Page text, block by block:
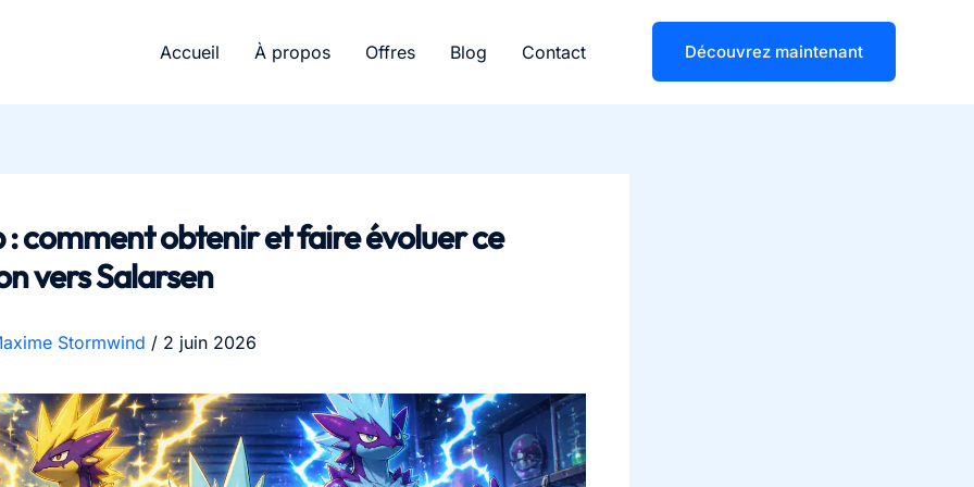
Accueil À propos Offres Blog Contact Découvrez maintenant
: comment obtenir et faire évoluer ce
vers Salarsen
Stormwind / 2 juin 2026